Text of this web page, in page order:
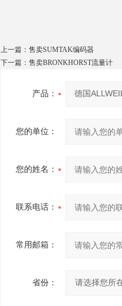
上一篇： 售卖SUMTAK编码器
下一篇： 售卖BRONKHORST流量计
产品：
您的单位：
您的姓名：
联系电话：
常用邮箱：
省份：